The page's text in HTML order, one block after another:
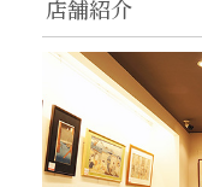
店舗紹介